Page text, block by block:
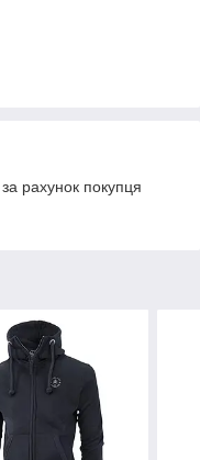
рахунок покупця